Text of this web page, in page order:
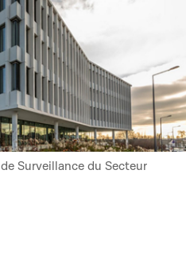
Surveillance du Secteur